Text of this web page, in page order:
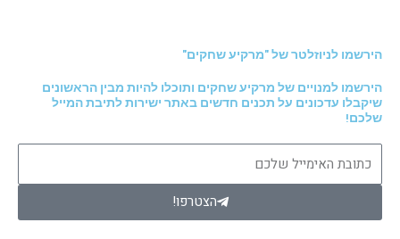
הירשמו לניוזלטר של "מרקיע שחקים"
הירשמו למנויים של מרקיע שחקים ותוכלו להיות מבין הראשונים
שיקבלו עדכונים על תכנים חדשים באתר ישירות לתיבת המייל
שלכם!
האימייל
שלכם
הצטרפו!